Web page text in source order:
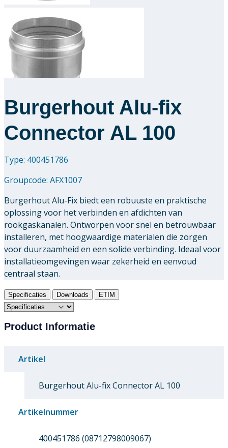
Over ons
Contact
Burgerhout Alu-fix
Connector AL 100
Type: 400451786
Groupcode: AFX1007
Burgerhout Alu-Fix biedt een robuuste en praktische
oplossing voor het verbinden en afdichten van
rookgaskanalen. Ontworpen voor snel en betrouwbaar
installeren, met hoogwaardige materialen die zorgen
voor duurzaamheid en een solide verbinding. Ideaal voor
installatieomgevingen waar zekerheid en eenvoud
centraal staan.
Specificaties Downloads ETIM
Product Informatie
Artikel
Burgerhout Alu-fix Connector AL 100
Artikelnummer
400451786 (08712798009067)